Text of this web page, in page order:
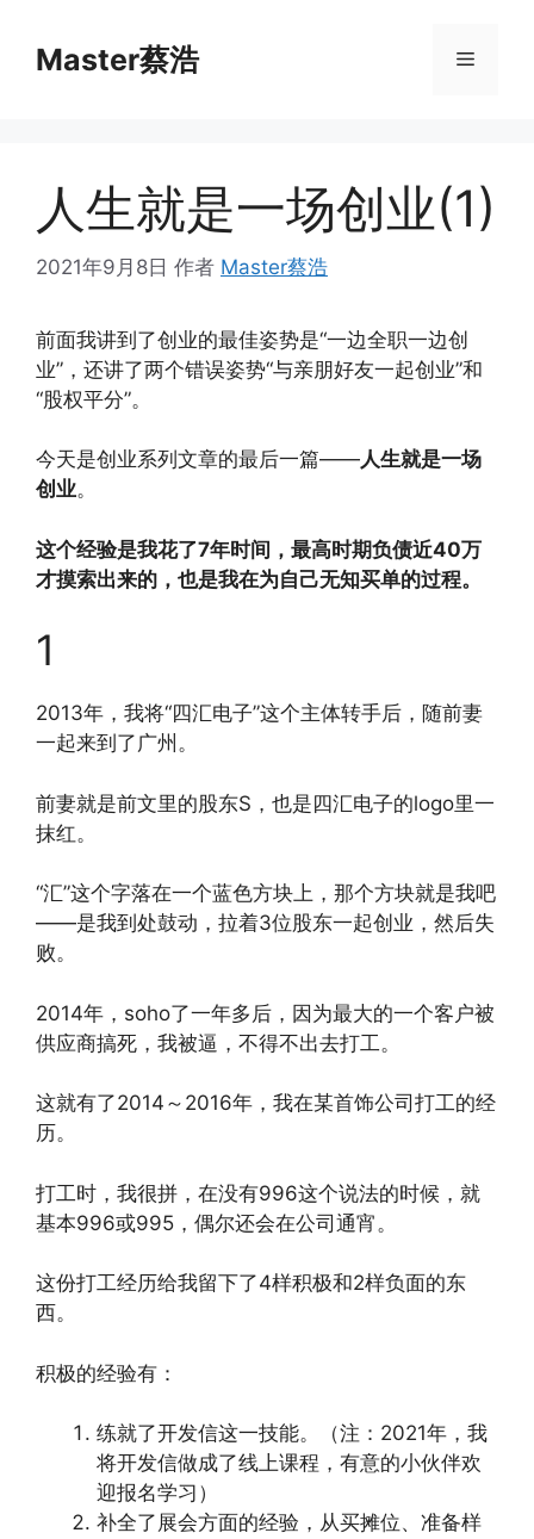
Master蔡浩 菜
人生就是一场创业(1)
2021年9月8日 作者 Master蔡浩
前面我讲到了创业的最佳姿势是“一边全职一边创
业”，还讲了两个错误姿势“与亲朋好友一起创业”和
“股权平分”。
今天是创业系列文章的最后一篇——人生就是一场
创业。
这个经验是我花了7年时间，最高时期负债近40万
才摸索出来的，也是我在为自己无知买单的过程。
1
2013年，我将“四汇电子”这个主体转手后，随前妻
一起来到了广州。
前妻就是前文里的股东S，也是四汇电子的logo里一
抹红。
“汇”这个字落在一个蓝色方块上，那个方块就是我吧
——是我到处鼓动，拉着3位股东一起创业，然后失
败。
2014年，soho了一年多后，因为最大的一个客户被
供应商搞死，我被逼，不得不出去打工。
这就有了2014～2016年，我在某首饰公司打工的经
历。
打工时，我很拼，在没有996这个说法的时候，就
基本996或995，偶尔还会在公司通宵。
这份打工经历给我留下了4样积极和2样负面的东
西。
积极的经验有：
练就了开发信这一技能。（注：2021年，我
将开发信做成了线上课程，有意的小伙伴欢
迎报名学习）
补全了展会方面的经验，从买摊位、准备样